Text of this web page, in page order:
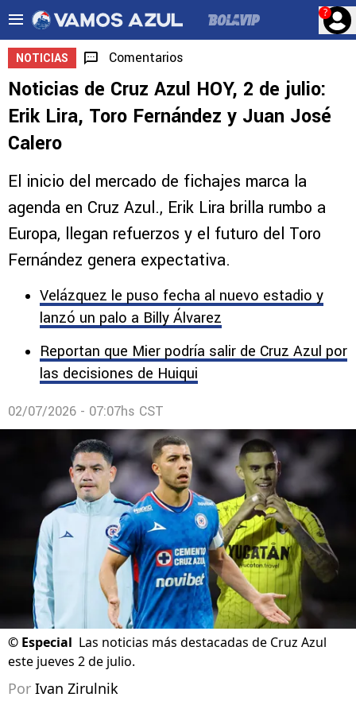
?
NOTICIAS Comentarios
Noticias de Cruz Azul HOY, 2 de julio:
Erik Lira, Toro Fernández y Juan José
Calero
El inicio del mercado de fichajes marca la
agenda en Cruz Azul., Erik Lira brilla rumbo a
Europa, llegan refuerzos y el futuro del Toro
Fernández genera expectativa.
Velázquez le puso fecha al nuevo estadio y
lanzó un palo a Billy Álvarez
Reportan que Mier podría salir de Cruz Azul por
las decisiones de Huiqui
02/07/2026 - 07:07hs CST
© Especial Las noticias más destacadas de Cruz Azul
este jueves 2 de julio.
Por Ivan Zirulnik